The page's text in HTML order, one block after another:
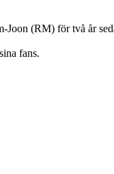
(RM) för två år
fans.